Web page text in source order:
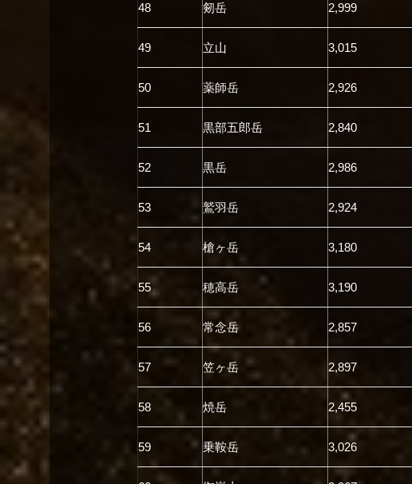
48 剱岳 2,999
49 立山 3,015
50 薬師岳 2,926
51 黒部五郎岳 2,840
52 黒岳 2,986
53 鷲羽岳 2,924
54 槍ヶ岳 3,180
55 穂高岳 3,190
56 常念岳 2,857
57 笠ヶ岳 2,897
58 焼岳 2,455
59 乗鞍岳 3,026